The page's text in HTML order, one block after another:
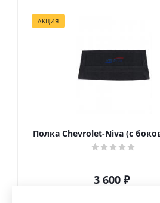
АКЦИЯ
Полка Chevrolet-Niva (с
3 600 ₽